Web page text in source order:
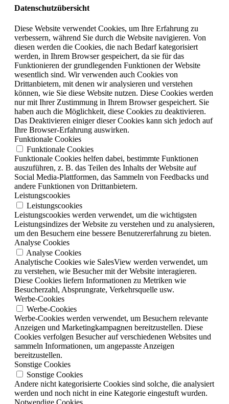
Datenschutzübersicht
Diese Website verwendet Cookies, um Ihre Erfahrung zu
verbessern, während Sie durch die Website navigieren. Von
diesen werden die Cookies, die nach Bedarf kategorisiert
werden, in Ihrem Browser gespeichert, da sie für das
Funktionieren der grundlegenden Funktionen der Website
wesentlich sind. Wir verwenden auch Cookies von
Drittanbietern, mit denen wir analysieren und verstehen
können, wie Sie diese Website nutzen. Diese Cookies werden
nur mit Ihrer Zustimmung in Ihrem Browser gespeichert. Sie
haben auch die Möglichkeit, diese Cookies zu deaktivieren.
Das Deaktivieren einiger dieser Cookies kann sich jedoch auf
Ihre Browser-Erfahrung auswirken.
Funktionale Cookies
Funktionale Cookies
Funktionale Cookies helfen dabei, bestimmte Funktionen
auszuführen, z. B. das Teilen des Inhalts der Website auf
Social Media-Plattformen, das Sammeln von Feedbacks und
andere Funktionen von Drittanbietern.
Leistungscookies
Leistungscookies
Leistungscookies werden verwendet, um die wichtigsten
Leistungsindizes der Website zu verstehen und zu analysieren,
um den Besuchern eine bessere Benutzererfahrung zu bieten.
Analyse Cookies
Analyse Cookies
Analytische Cookies wie SalesView werden verwendet, um
zu verstehen, wie Besucher mit der Website interagieren.
Diese Cookies liefern Informationen zu Metriken wie
Besucherzahl, Absprungrate, Verkehrsquelle usw.
Werbe-Cookies
Werbe-Cookies
Werbe-Cookies werden verwendet, um Besuchern relevante
Anzeigen und Marketingkampagnen bereitzustellen. Diese
Cookies verfolgen Besucher auf verschiedenen Websites und
sammeln Informationen, um angepasste Anzeigen
bereitzustellen.
Sonstige Cookies
Sonstige Cookies
Andere nicht kategorisierte Cookies sind solche, die analysiert
werden und noch nicht in eine Kategorie eingestuft wurden.
Notwendige Cookies